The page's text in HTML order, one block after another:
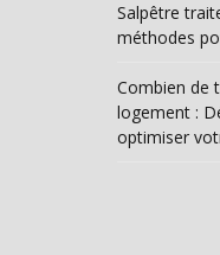
Salpêtre
méthodes
Combien de
logement :
optimiser